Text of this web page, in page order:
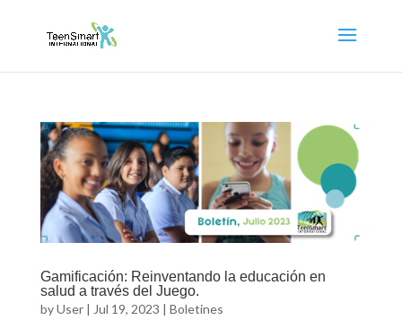
Gamificación: Reinventando la educación en
salud a través del Juego.
byUser| Jul 19, 2023 | Boletines